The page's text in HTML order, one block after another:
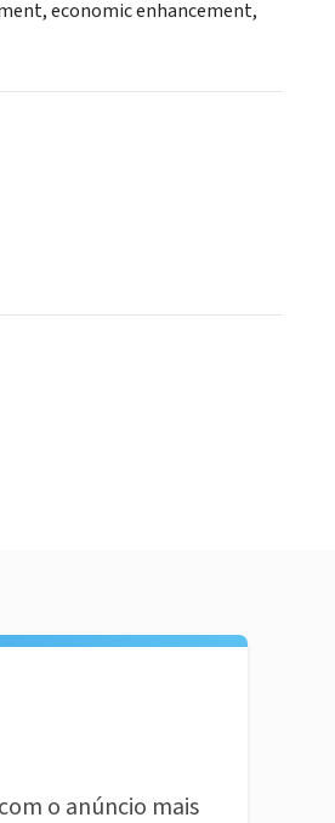
economic enhancement,
o anúncio mais